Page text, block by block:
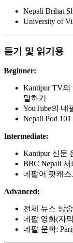
Nepali Brihat
University of
듣기 및 읽기용
Beginner:
Kantipur TV의
말하기
YouTube의 네
Nepali Pod
Intermediate:
Kantipur 신문
BBC Nepali 서
네팔어 팟캐스
Advanced:
전체 뉴스 방송
네팔 영화(자
네팔 문학: